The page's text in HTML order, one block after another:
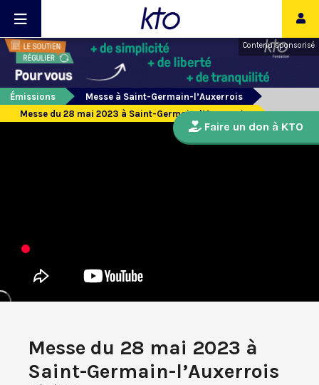
Contenu sponsorisé
Émissions
Messe à Saint-Germain-l’Auxerrois
Messe du 28 mai 2023 à Saint-Germain-l’Auxerrois
Messe du 28 mai 2023 à
Saint-Germain-l’Auxerrois
Faire un don à KTO